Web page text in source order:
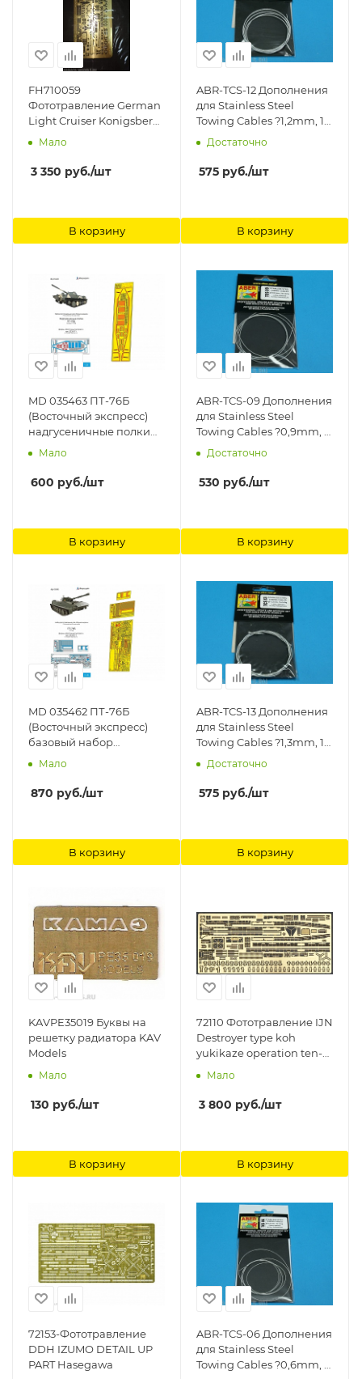
FH710059
Фототравление German
Light Cruiser Konigsberg
1940 PE Sheets (For
Мало
3 350 руб./шт
В корзину
ABR-TCS-12 Дополнения
для Stainless Steel
Towing Cables ?1,2mm, 1
m long для ABER
Достаточно
575 руб./шт
В корзину
MD 035463 ПТ-76Б
(Восточный экспресс)
надгусеничные полки
Микродизайн
Мало
600 руб./шт
В корзину
ABR-TCS-09 Дополнения
для Stainless Steel
Towing Cables ?0,9mm, 1
m long для ABER
Достаточно
530 руб./шт
В корзину
MD 035462 ПТ-76Б
(Восточный экспресс)
базовый набор
Микродизайн
Мало
870 руб./шт
В корзину
ABR-TCS-13 Дополнения
для Stainless Steel
Towing Cables ?1,3mm, 1
m long для ABER
Достаточно
575 руб./шт
В корзину
KAVPE35019 Буквы на
решетку радиатора KAV
Models
Мало
130 руб./шт
В корзину
72110 Фототравление IJN
Destroyer type koh
yukikaze operation ten-
go 1945 Hasegawa
Мало
3 800 руб./шт
В корзину
72153-Фототравление
DDH IZUMO DETAIL UP
PART Hasegawa
ABR-TCS-06 Дополнения
для Stainless Steel
Towing Cables ?0,6mm, 1